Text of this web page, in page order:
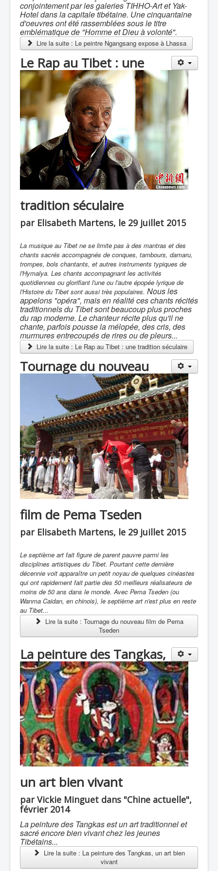
conjointement par les galeries TIHHO-Art et Yak-
Hotel dans la capitale tibétaine. Une cinquantaine
d'oeuvres ont été rassemblées sous le titre
emblématique de "Homme et Dieu à volonté".
Lire la suite : Le peintre Ngangsang expose à Lhassa
Le Rap au Tibet : une
tradition séculaire
par Elisabeth Martens, le 29 juillet 2015
La musique au Tibet ne se limite pas à des mantras et des
chants sacrés accompagnés de conques, tambours, damaru,
trompes, bols chantants, et autres instruments typiques de
l'Hymalya. Les chants accompagnant les activités
quotidiennes ou glorifiant l'une ou l'autre épopée lyrique de
l'Histoire du Tibet sont aussi très populaires. Nous les
appelons "opéra", mais en réalité ces chants récités
traditionnels du Tibet sont beaucoup plus proches
du rap moderne. Le chanteur récite plus qu'il ne
chante, parfois pousse la mélopée, des cris, des
murmures entrecoupés de rires ou de pleurs...
Lire la suite : Le Rap au Tibet : une tradition séculaire
Tournage du nouveau
film de Pema Tseden
par Elisabeth Martens, le 29 juillet 2015
Le septième art fait figure de parent pauvre parmi les
disciplines artistiques du Tibet. Pourtant cette dernière
décennie voit apparaître un petit noyau de quelques cinéastes
qui ont rapidement fait partie des 50 meilleurs réalisateurs de
moins de 50 ans dans le monde. Avec Pema Tseden (ou
Wanma Caidan, en chinois), le septième art n'est plus en reste
au Tibet...
Lire la suite : Tournage du nouveau film de Pema
Tseden
La peinture des Tangkas,
un art bien vivant
par Vickie Minguet dans "Chine actuelle",
février 2014
La peinture des Tangkas est un art traditionnel et
sacré encore bien vivant chez les jeunes
Tibétains...
Lire la suite : La peinture des Tangkas, un art bien
vivant